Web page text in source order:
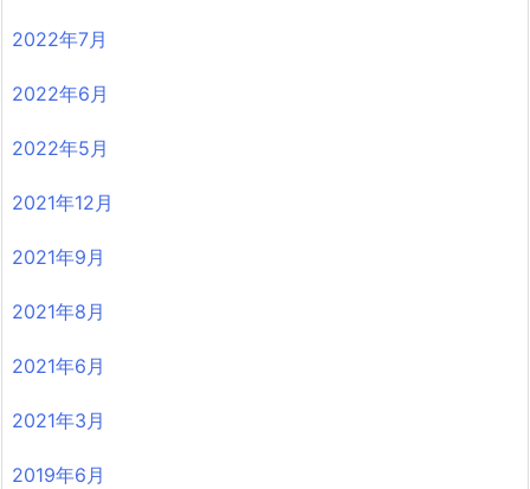
2022年7月
2022年6月
2022年5月
2021年12月
2021年9月
2021年8月
2021年6月
2021年3月
2019年6月